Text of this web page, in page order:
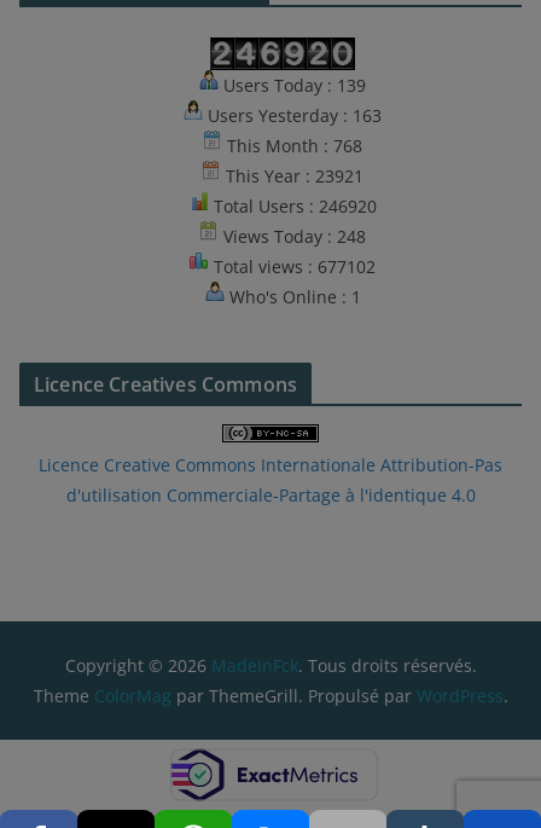
Users Today : 139
Users Yesterday : 163
This Month : 768
This Year : 23921
Total Users : 246920
Views Today : 248
Total views : 677102
Who's Online : 1
Licence Creatives Commons
Licence Creative Commons Internationale Attribution-Pas
d'utilisation Commerciale-Partage à l'identique 4.0
Copyright © 2026 MadeInFck. Tous droits réservés.
Theme ColorMag par ThemeGrill. Propulsé par WordPress.